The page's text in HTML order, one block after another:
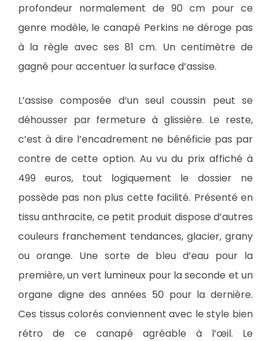
profondeur normalement de 90 cm pour ce
genre modèle, le canapé Perkins ne déroge pas
à la règle avec ses 81 cm. Un centimètre de
gagné pour accentuer la surface d’assise.
L’assise composée d’un seul coussin peut se
déhousser par fermeture à glissière. Le reste,
c’est à dire l’encadrement ne bénéficie pas par
contre de cette option. Au vu du prix affiché à
499 euros, tout logiquement le dossier ne
possède pas non plus cette facilité. Présenté en
tissu anthracite, ce petit produit dispose d’autres
couleurs franchement tendances, glacier, grany
ou orange. Une sorte de bleu d’eau pour la
première, un vert lumineux pour la seconde et un
organe digne des années 50 pour la dernière.
Ces tissus colorés conviennent avec le style bien
rétro de ce canapé agréable à l’œil. Le